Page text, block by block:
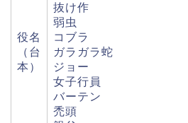
役名
（台
本）
抜け作
弱虫
コブラ
ガラガラ蛇
ジョー
女子行員
バーテン
禿頭